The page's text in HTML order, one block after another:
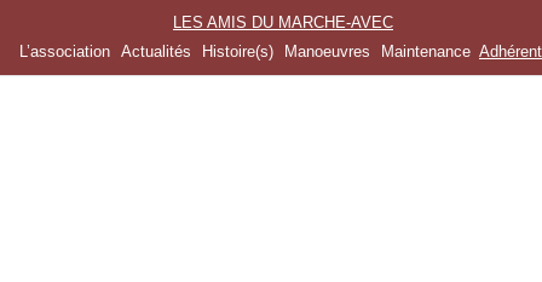
LES AMIS DU MARCHE-AVEC
L’association
Actualités Histoire(s) Manoeuvres Maintenance